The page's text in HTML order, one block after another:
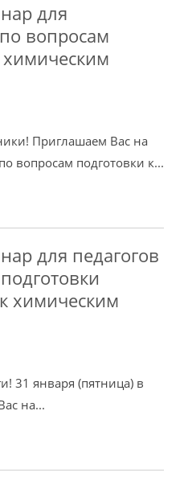
для
вопросам
химическим
Приглашаем Вас на
вопросам подготовки к...
для педагогов
химическим
31 января (пятница) в
на...